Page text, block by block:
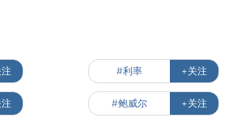
#利率 +关注
#鲍威尔 +关注